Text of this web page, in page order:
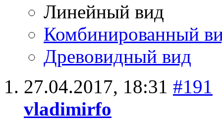
Линейный вид
Комбинированный
Древовидный вид
27.04.2017, 18:31 #191
vladimirfo